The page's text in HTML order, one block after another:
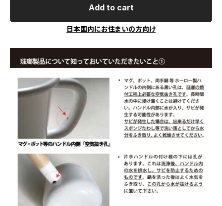
Add to cart
日本国内にお住まいの方向け